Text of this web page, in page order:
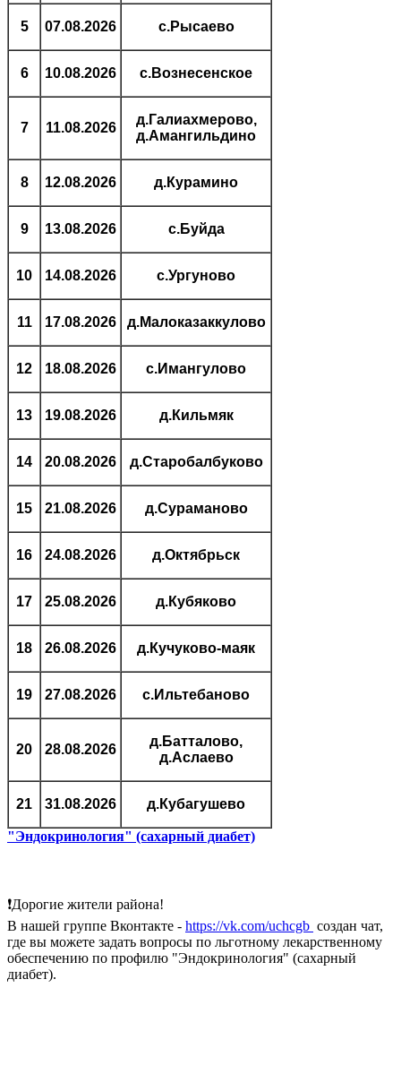
5 07.08.2026 с.Рысаево
6 10.08.2026 с.Вознесенское
7 11.08.2026
д.Галиахмерово,
д.Амангильдино
8 12.08.2026 д.Курамино
9 13.08.2026 с.Буйда
10 14.08.2026 с.Ургуново
11 17.08.2026 д.Малоказаккулово
12 18.08.2026 с.Имангулово
13 19.08.2026 д.Кильмяк
14 20.08.2026 д.Старобалбуково
15 21.08.2026 д.Сураманово
16 24.08.2026 д.Октябрьск
17 25.08.2026 д.Кубяково
18 26.08.2026 д.Кучуково-маяк
19 27.08.2026 с.Ильтебаново
20 28.08.2026
д.Батталово,
д.Аслаево
21 31.08.2026 д.Кубагушево
"Эндокринология" (сахарный диабет)
❗Дорогие жители района!
В нашей группе Вконтакте - https://vk.com/uchcgb создан чат,
где вы можете задать вопросы по льготному лекарственному
обеспечению по профилю "Эндокринология" (сахарный
диабет).